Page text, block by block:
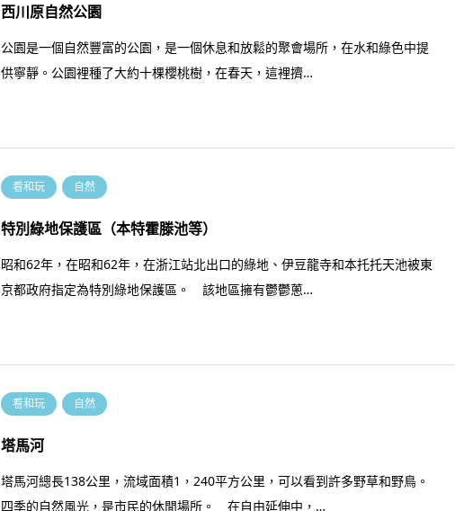
西川原自然公園
公園是一個自然豐富的公園，是一個休息和放鬆的聚會場所，在水和綠色中提
供寧靜。公園裡種了大約十棵櫻桃樹，在春天，這裡擠…
看和玩 自然
特別綠地保護區（本特霍滕池等）
昭和62年，在昭和62年，在浙江站北出口的綠地、伊豆龍寺和本托托天池被東
京都政府指定為特別綠地保護區。 該地區擁有鬱鬱蔥…
看和玩 自然
塔馬河
塔馬河總長138公里，流域面積1，240平方公里，可以看到許多野草和野鳥。
四季的自然風光，是市民的休閒場所。 在自由延伸中，…